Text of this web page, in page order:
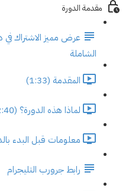
مقدمة الدورة
عرض مميز الاشتراك في
الشاملة
المقدمة (1:33)
لماذا هذه الدورة؟ (2:40)
معلومات قبل البدء
رابط جرورب التليجرام